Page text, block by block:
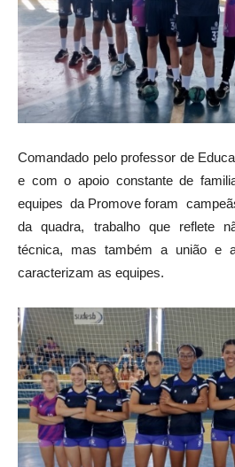
Comandado pelo professor de
e com o apoio constante de
equipes da Promove foram
da quadra, trabalho que reflete
técnica, mas também a união e
caracterizam as equipes.